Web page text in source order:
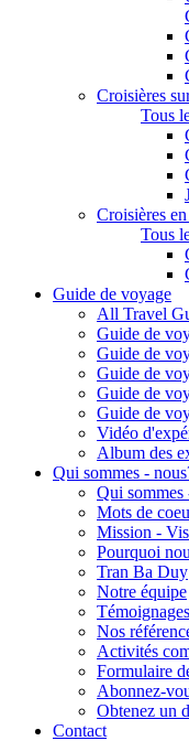
Croisières
Tous
Croisières
Tous
Guide de voyage
All Travel
Guide de
Guide de
Guide de
Guide de
Guide de
Vidéo
Album des
Qui sommes -
Qui sommes
Mots de
Mission -
Pourquoi
Tran Ba Duy
Notre équipe
Nos
Activités
Formulaire
Abonnez-
Obtenez un
Contact